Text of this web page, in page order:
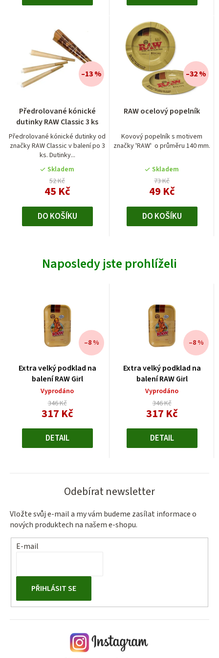
Předrolované kónické
dutinky RAW Classic 3 ks
Předrolované kónické dutinky od
značky RAW Classic v balení po 3
ks. Dutinky...
Skladem
52 Kč
45 Kč
–13 %
DO KOŠÍKU
RAW ocelový popelník
Kovový popelník s motivem
značky 'RAW' o průměru 140 mm.
Skladem
73 Kč
49 Kč
–32 %
DO KOŠÍKU
Naposledy jste prohlíželi
Extra velký podklad na
balení RAW Girl
Vyprodáno
346 Kč
–8 %
317 KčMěrná
DETAIL
Extra velký podklad na
balení RAW Girl
Vyprodáno
346 Kč
–8 %
317 KčMěrná
DETAIL
Odebírat newsletter
Vložte svůj e-mail a my vám budeme zasílat informace o
nových produktech na našem e-shopu.
E-mail
PŘIHLÁSIT SE